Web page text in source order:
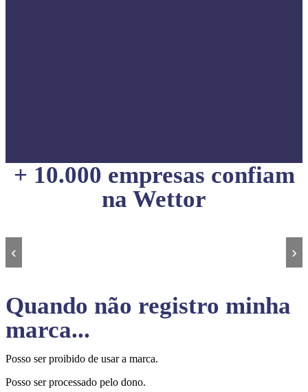
+ 10.000 empresas confiam
na Wettor
‹ ›
Quando não registro minha
marca...
Posso ser proibido de usar a marca.
Posso ser processado pelo dono.